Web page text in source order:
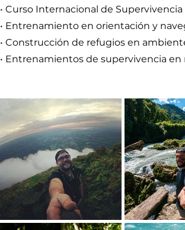
• Curso Internacional de Supervivencia
• Entrenamiento en orientación y
• Construcción de refugios en
• Entrenamientos de supervivencia